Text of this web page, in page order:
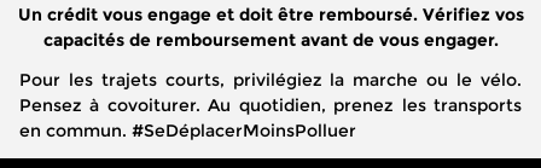
Un crédit vous engage et doit être remboursé. Vérifiez vos
capacités de remboursement avant de vous engager.
Pour les trajets courts, privilégiez la marche ou le vélo.
Pensez à covoiturer. Au quotidien, prenez les transports
en commun. #SeDéplacerMoinsPolluer